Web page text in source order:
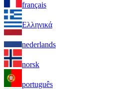
français
Ελληνικά
nederlands
norsk
português